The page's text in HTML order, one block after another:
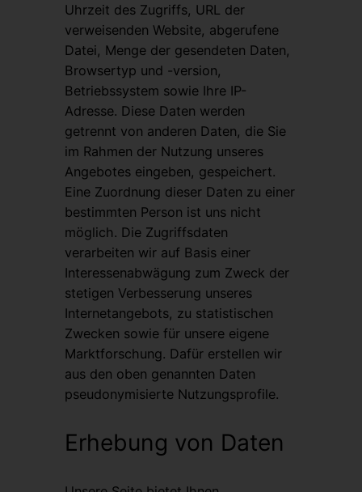
Uhrzeit des Zugriffs, URL der
verweisenden Website, abgerufene
Datei, Menge der gesendeten Daten,
Browsertyp und -version,
Betriebssystem sowie Ihre IP-
Adresse. Diese Daten werden
getrennt von anderen Daten, die Sie
im Rahmen der Nutzung unseres
Angebotes eingeben, gespeichert.
Eine Zuordnung dieser Daten zu einer
bestimmten Person ist uns nicht
möglich. Die Zugriffsdaten
verarbeiten wir auf Basis einer
Interessenabwägung zum Zweck der
stetigen Verbesserung unseres
Internetangebots, zu statistischen
Zwecken sowie für unsere eigene
Marktforschung. Dafür erstellen wir
aus den oben genannten Daten
pseudonymisierte Nutzungsprofile.
Erhebung von Daten